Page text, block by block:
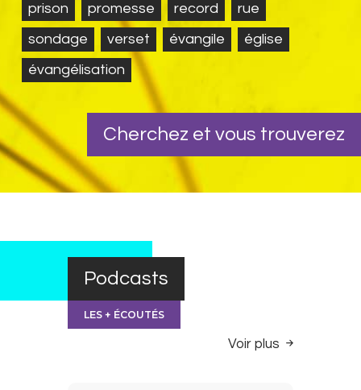
prison
promesse record
rue
sondage
verset évangile
église
évangélisation
Cherchez et vous trouverez
Podcasts
LES + ÉCOUTÉS
Voir plus